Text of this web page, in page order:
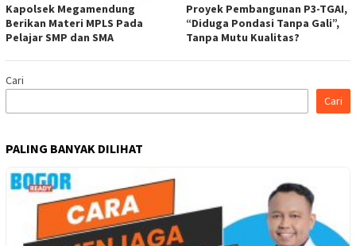
Kapolsek Megamendung
Berikan Materi MPLS Pada
Pelajar SMP dan SMA
Proyek Pembangunan P3-TGAI,
“Diduga Pondasi Tanpa Gali”,
Tanpa Mutu Kualitas?
Cari
Cari
PALING BANYAK DILIHAT